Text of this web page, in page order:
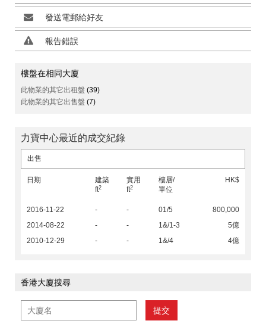
發送電郵給好友
報告錯誤
樓盤在相同大廈
此物業的其它出租盤 (39)
此物業的其它出售盤 (7)
力寶中心最近的成交紀錄
出售
日期
建築
ft2
實用
ft2
樓層/
單位
HK$
2016-11-22 - - 01/5
800,000
2014-08-22
- - 1&/1-3
5億
2010-12-29
- - 1&/4 4億
香港大廈搜尋
提交